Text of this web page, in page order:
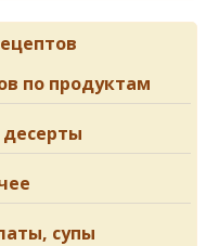
по продуктам
супы